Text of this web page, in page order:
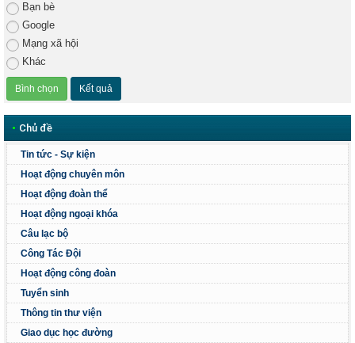
Bạn bè
Google
Mạng xã hội
Khác
• Chủ đề
Tin tức - Sự kiện
Hoạt động chuyên môn
Hoạt động đoàn thể
Hoạt động ngoại khóa
Câu lạc bộ
Công Tác Đội
Hoạt động công đoàn
Tuyển sinh
Thông tin thư viện
Giao dục học đường